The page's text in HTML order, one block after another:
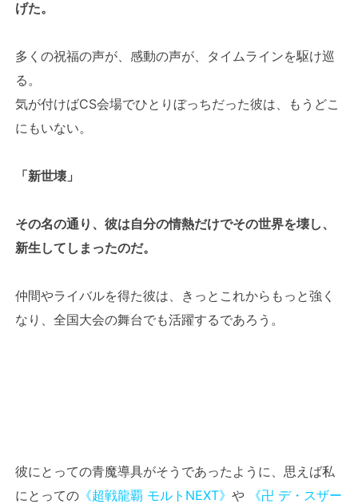
げた。
多くの祝福の声が、感動の声が、タイムラインを駆け巡
る。
気が付けばCS会場でひとりぼっちだった彼は、もうどこ
にもいない。
「新世壊」
その名の通り、彼は自分の情熱だけでその世界を壊し、
新生してしまったのだ。
仲間やライバルを得た彼は、きっとこれからもっと強く
なり、全国大会の舞台でも活躍するであろう。
彼にとっての青魔導具がそうであったように、思えば私
にとっての 《超戦龍覇 モルトNEXT》 や
《卍 デ・スザー